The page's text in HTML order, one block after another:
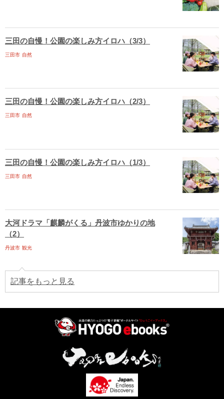
三田の自慢！公園の楽しみ方イロハ（3/3）
三田市 自然
三田の自慢！公園の楽しみ方イロハ（2/3）
三田市 自然
三田の自慢！公園の楽しみ方イロハ（1/3）
三田市 自然
大河ドラマ「麒麟がくる」丹波市ゆかりの地
（2）
丹波市 観光
記事をもっと見る